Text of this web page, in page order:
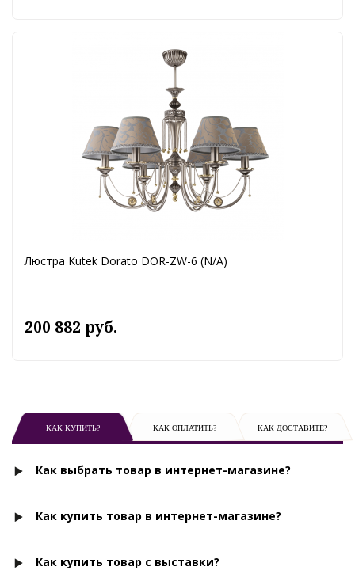
Люстра Kutek Dorato DOR-ZW-6 (N/A)
200 882 руб.
КАК КУПИТЬ? КАК ОПЛАТИТЬ? КАК ДОСТАВИТЕ?
Как выбрать товар в интернет-магазине?
Как купить товар в интернет-магазине?
Как купить товар с выставки?